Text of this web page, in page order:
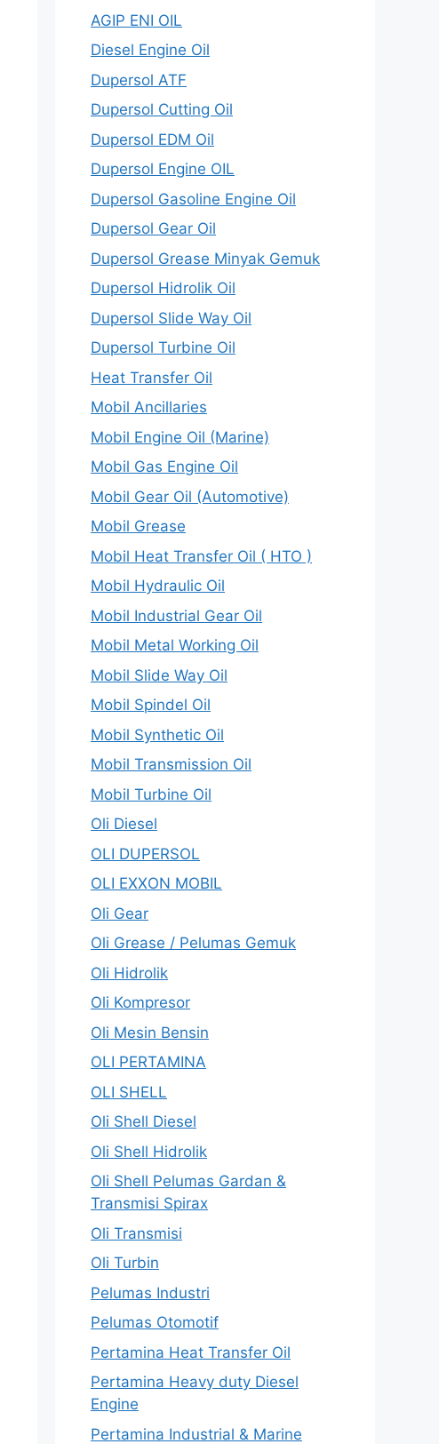
AGIP ENI OIL
Diesel Engine Oil
Dupersol ATF
Dupersol Cutting Oil
Dupersol EDM Oil
Dupersol Engine OIL
Dupersol Gasoline Engine Oil
Dupersol Gear Oil
Dupersol Grease Minyak Gemuk
Dupersol Hidrolik Oil
Dupersol Slide Way Oil
Dupersol Turbine Oil
Heat Transfer Oil
Mobil Ancillaries
Mobil Engine Oil (Marine)
Mobil Gas Engine Oil
Mobil Gear Oil (Automotive)
Mobil Grease
Mobil Heat Transfer Oil ( HTO )
Mobil Hydraulic Oil
Mobil Industrial Gear Oil
Mobil Metal Working Oil
Mobil Slide Way Oil
Mobil Spindel Oil
Mobil Synthetic Oil
Mobil Transmission Oil
Mobil Turbine Oil
Oli Diesel
OLI DUPERSOL
OLI EXXON MOBIL
Oli Gear
Oli Grease / Pelumas Gemuk
Oli Hidrolik
Oli Kompresor
Oli Mesin Bensin
OLI PERTAMINA
OLI SHELL
Oli Shell Diesel
Oli Shell Hidrolik
Oli Shell Pelumas Gardan &
Transmisi Spirax
Oli Transmisi
Oli Turbin
Pelumas Industri
Pelumas Otomotif
Pertamina Heat Transfer Oil
Pertamina Heavy duty Diesel
Engine
Pertamina Industrial & Marine